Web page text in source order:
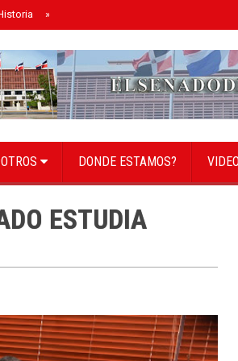
» Senado instala bufete directivo para el
DONDE ESTAMOS?
ESTUDIA